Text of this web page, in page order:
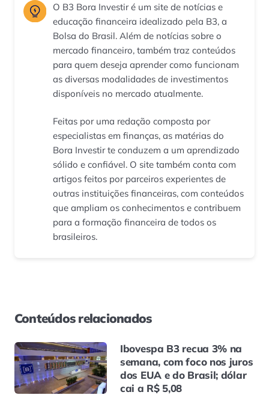
O B3 Bora Investir é um site de notícias e
educação financeira idealizado pela B3, a
Bolsa do Brasil. Além de notícias sobre o
mercado financeiro, também traz conteúdos
para quem deseja aprender como funcionam
as diversas modalidades de investimentos
disponíveis no mercado atualmente.
Feitas por uma redação composta por
especialistas em finanças, as matérias do
Bora Investir te conduzem a um aprendizado
sólido e confiável. O site também conta com
artigos feitos por parceiros experientes de
outras instituições financeiras, com conteúdos
que ampliam os conhecimentos e contribuem
para a formação financeira de todos os
brasileiros.
Conteúdos relacionados
Ibovespa B3 recua 3% na
semana, com foco nos juros
dos EUA e do Brasil; dólar
cai a R$ 5,08